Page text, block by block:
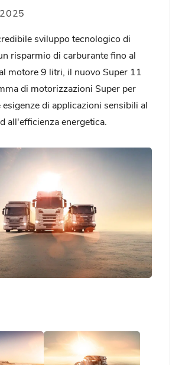
sviluppo tecnologico di
risparmio di carburante fino al
motore 9 litri, il nuovo Super 11
di motorizzazioni Super per
esigenze di applicazioni sensibili al
all'efficienza energetica.